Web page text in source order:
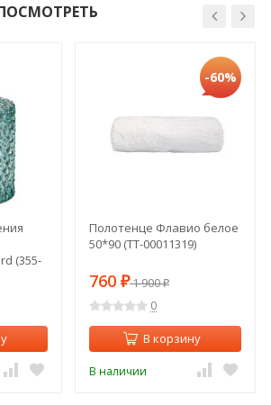
(355-
-60%
Полотенце Флавио белое
50*90 (TT-00011319)
760 ₽1 900₽
0
В корзину
В наличии